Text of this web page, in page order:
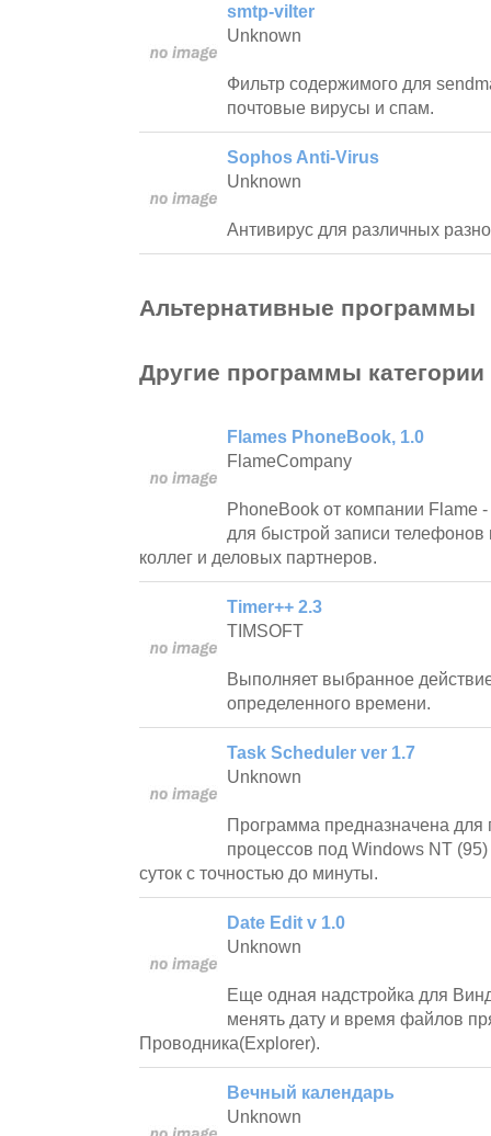
smtp-vilter
Unknown
Фильтр содержимого для
почтовые вирусы и спам.
Sophos Anti-Virus
Unknown
Антивирус для различных
Альтернативные программы
Другие программы категории
Flames PhoneBook, 1.0
FlameCompany
PhoneBook от компании Flame
для быстрой записи
коллег и деловых партнеров.
Timer++ 2.3
TIMSOFT
Выполняет выбранное
определенного времени.
Task Scheduler ver 1.7
Unknown
Программа предназначена для
процессов под Windows NT
суток с точностью до минуты.
Date Edit v 1.0
Unknown
Еще одная надстройка для
менять дату и время файлов
Проводника(Explorer).
Вечный календарь
Unknown